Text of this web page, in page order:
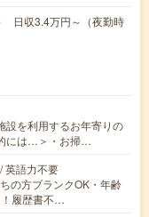
日収3.4万円～（夜勤時
設を利用するお年寄りの
には…＞・お掃…
英語力不要
の方ブランクOK・年齢
！履歴書不…